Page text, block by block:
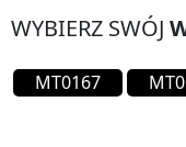
WYBIERZ SWÓJ
MT0167